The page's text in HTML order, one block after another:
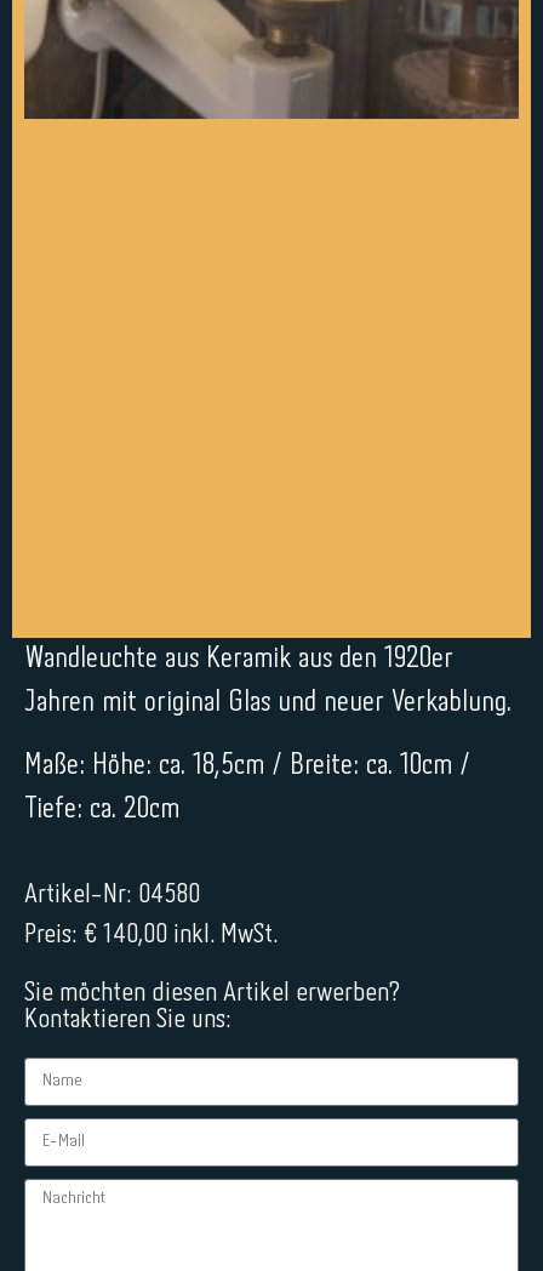
Wandleuchte aus Keramik aus den 1920er
Jahren mit original Glas und neuer Verkablung.
Maße: Höhe: ca. 18,5cm / Breite: ca. 10cm /
Tiefe: ca. 20cm
Artikel-Nr: 04580
Preis: € 140,00 inkl. MwSt.
Sie möchten diesen Artikel erwerben?
Kontaktieren Sie uns: